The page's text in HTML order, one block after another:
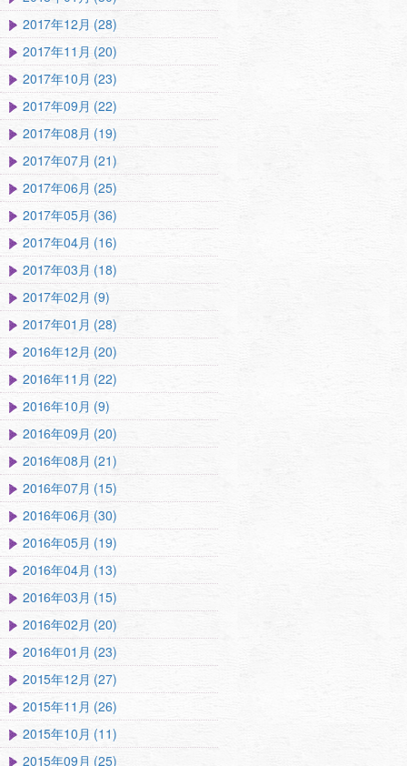
2017年12月 (28)
2017年11月 (20)
2017年10月 (23)
2017年09月 (22)
2017年08月 (19)
2017年07月 (21)
2017年06月 (25)
2017年05月 (36)
2017年04月 (16)
2017年03月 (18)
2017年02月 (9)
2017年01月 (28)
2016年12月 (20)
2016年11月 (22)
2016年10月 (9)
2016年09月 (20)
2016年08月 (21)
2016年07月 (15)
2016年06月 (30)
2016年05月 (19)
2016年04月 (13)
2016年03月 (15)
2016年02月 (20)
2016年01月 (23)
2015年12月 (27)
2015年11月 (26)
2015年10月 (11)
2015年09月 (25)